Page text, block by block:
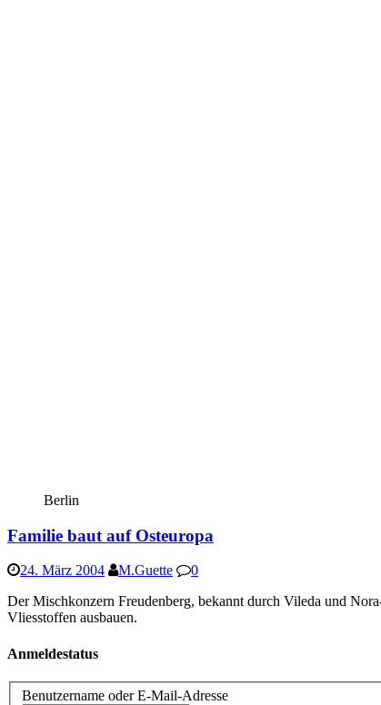
Berlin
Familie baut auf Osteuropa
24. März 2004 M.Guette
0
Der Mischkonzern Freudenberg, bekannt durch Vileda und
Vliesstoffen ausbauen.
Anmeldestatus
Benutzername oder E-Mail-Adresse